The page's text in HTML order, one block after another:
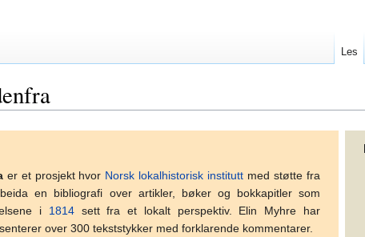
er et prosjekt hvor Norsk lokalhistorisk institutt med støtte fra
en bibliografi over artikler, bøker og bokkapitler som
i 1814sett fra et lokalt perspektiv. Elin Myhre har
over 300 tekststykker med forklarende kommentarer.
Les